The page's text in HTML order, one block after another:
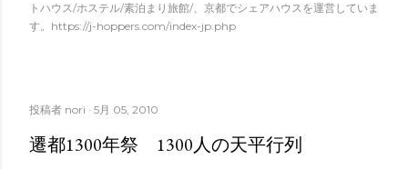
トハウス/ホステル/素泊まり旅館/、京都でシェアハウスを運営していま
す。https://j-hoppers.com/index-jp.php
投稿者 nori 5月 05, 2010
遷都1300年祭 1300人の天平行列